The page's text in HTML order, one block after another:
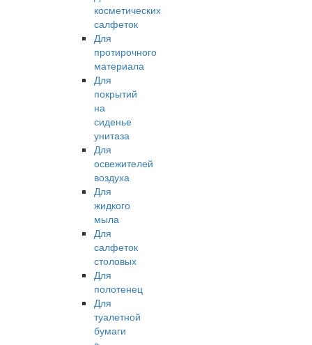
косметических
салфеток
Для
протирочного
материала
Для
покрытий
на
сиденье
унитаза
Для
освежителей
воздуха
Для
жидкого
мыла
Для
салфеток
столовых
Для
полотенец
Для
туалетной
бумаги